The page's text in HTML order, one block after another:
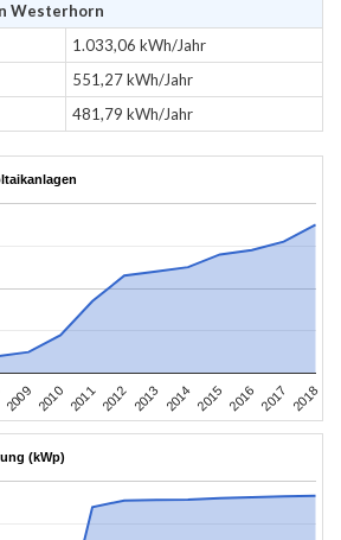
Westerhorn
1.033,06 kWh/Jahr
551,27 kWh/Jahr
481,79 kWh/Jahr
2009 2010 2011 2012 2013 2014 2015 2016 2017 2018
(kWp)